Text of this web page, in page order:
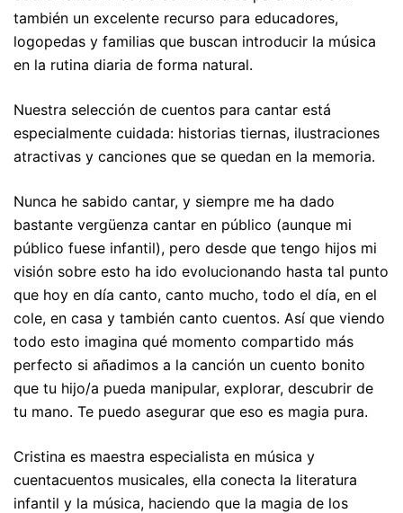
también un excelente recurso para educadores,
logopedas y familias que buscan introducir la música
en la rutina diaria de forma natural.
Nuestra selección de cuentos para cantar está
especialmente cuidada: historias tiernas, ilustraciones
atractivas y canciones que se quedan en la memoria.
Nunca he sabido cantar, y siempre me ha dado
bastante vergüenza cantar en público (aunque mi
público fuese infantil), pero desde que tengo hijos mi
visión sobre esto ha ido evolucionando hasta tal punto
que hoy en día canto, canto mucho, todo el día, en el
cole, en casa y también canto cuentos. Así que viendo
todo esto imagina qué momento compartido más
perfecto si añadimos a la canción un cuento bonito
que tu hijo/a pueda manipular, explorar, descubrir de
tu mano. Te puedo asegurar que eso es magia pura.
Cristina es maestra especialista en música y
cuentacuentos musicales, ella conecta la literatura
infantil y la música, haciendo que la magia de los